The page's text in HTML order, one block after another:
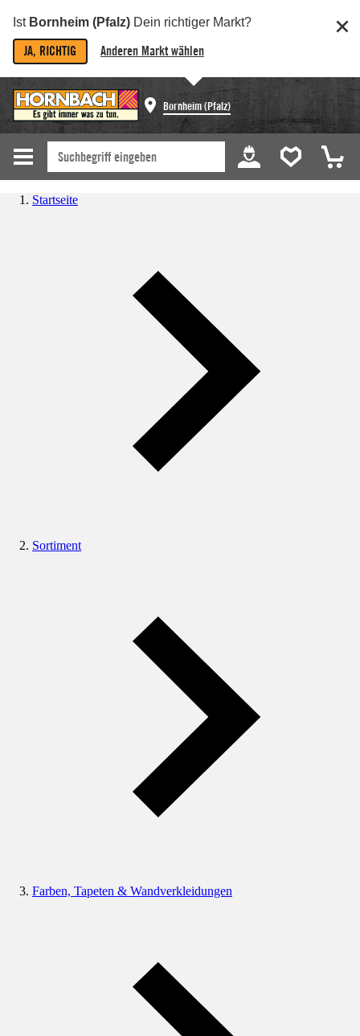
Ist Bornheim (Pfalz) Dein richtiger Markt?
JA, RICHTIG Anderen Markt wählen
Bornheim (Pfalz)
Startseite
Sortiment
Farben, Tapeten & Wandverkleidungen